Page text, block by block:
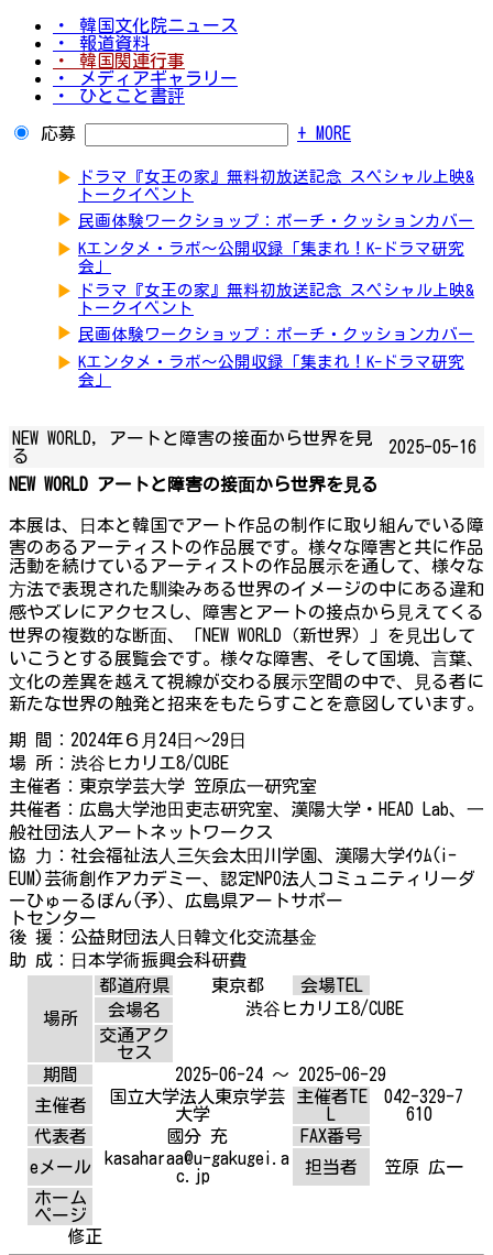
・ 韓国文化院ニュース
・ 報道資料
・ 韓国関連行事
・ メディアギャラリー
・ ひとこと書評
応募 + MORE
▶
ドラマ『女王の家』無料初放送記念 スペシャル上映&
トークイベント
▶ 民画体験ワークショップ：ポーチ・クッションカバー
▶ Kエンタメ・ラボ～公開収録「集まれ！K-ドラマ研究
会」
▶
ドラマ『女王の家』無料初放送記念 スペシャル上映&
トークイベント
▶ 民画体験ワークショップ：ポーチ・クッションカバー
▶ Kエンタメ・ラボ～公開収録「集まれ！K-ドラマ研究
会」
NEW WORLD, アートと障害の接面から世界を見
る
2025-05-16
NEW WORLD アートと障害の接⾯から世界を⾒る
本展は、⽇本と韓国でアート作品の制作に取り組んでいる障
害のあるアーティストの作品展です。様々な障害と共に作品
活動を続けているアーティストの作品展⽰を通して、様々な
⽅法で表現された馴染みある世界のイメージの中にある違和
感やズレにアクセスし、障害とアートの接点から⾒えてくる
世界の複数的な断⾯、「NEW WORLD（新世界）」を⾒出して
いこうとする展覧会です。様々な障害、そして国境、⾔葉、
⽂化の差異を越えて視線が交わる展⽰空間の中で、⾒る者に
新たな世界の触発と招来をもたらすことを意図しています。
期 間：2024年６⽉24⽇〜29⽇
場 所：渋⾕ヒカリエ8/CUBE
主催者：東京学芸⼤学 笠原広⼀研究室
共催者：広島⼤学池⽥吏志研究室、漢陽⼤学・HEAD Lab、⼀
般社団法⼈アートネットワークス
協 ⼒：社会福祉法⼈三⽮会太⽥川学園、漢陽⼤学ｲｳﾑ(i-
EUM)芸術創作アカデミー、認定NPO法⼈コミュニティリーダ
ーひゅーるぽん(予)、広島県アートサポー
トセンター
後 援：公益財団法⼈⽇韓⽂化交流基⾦
助 成：⽇本学術振興会科研費
場所
都道府県 東京都
会場TEL
会場名
渋⾕ヒカリエ8/CUBE
交通アク
セス
期間
2025-06-24 ～ 2025-06-29
主催者
国立大学法人東京学芸
大学
主催者TE
042-329-7
610
代表者
國分 充
FAX番号
eメール
kasaharaa@u-gakugei.a
c.jp
担当者
笠原 広一
ホーム
ページ
修正